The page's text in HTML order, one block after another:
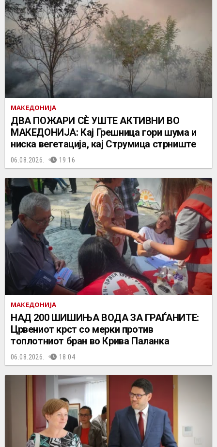
МАКЕДОНИЈА
ДВА ПОЖАРИ СÈ УШТЕ АКТИВНИ ВО
МАКЕДОНИЈА: Кај Грешница гори шума и
ниска вегетација, кај Струмица стрниште
06.08.2026. 19:16
МАКЕДОНИЈА
НАД 200 ШИШИЊА ВОДА ЗА ГРАЃАНИТЕ:
Црвениот крст со мерки против
топлотниот бран во Крива Паланка
06.08.2026. 18:04